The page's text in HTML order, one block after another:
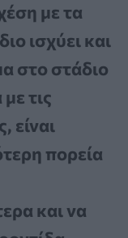
με τα
ισχύει και
στο στάδιο
τις
είναι
πορεία
και να